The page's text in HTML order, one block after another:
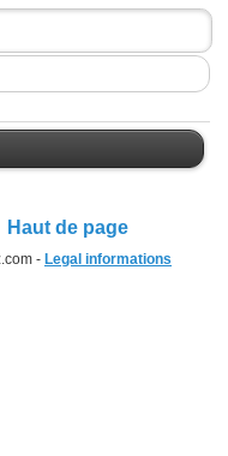
Haut de page
- Legal informations